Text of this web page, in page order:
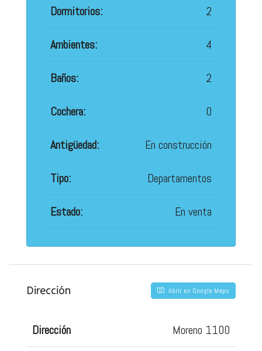
Dormitorios: 2
Ambientes: 4
Baños: 2
Cochera: 0
Antigüedad: En construcción
Tipo: Departamentos
Estado: En venta
Dirección Abrir en Google Maps
Dirección Moreno 1100